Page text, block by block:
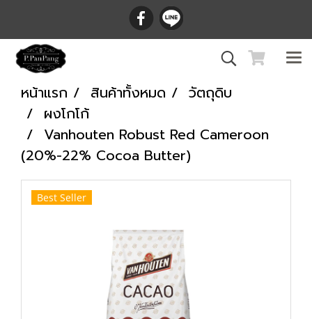
หน้าแรก สินค้าทั้งหมด
วัตถุดิบ
ผงโกโก้
Vanhouten Robust Red Cameroon
(20%-22% Cocoa Butter)
Best Seller